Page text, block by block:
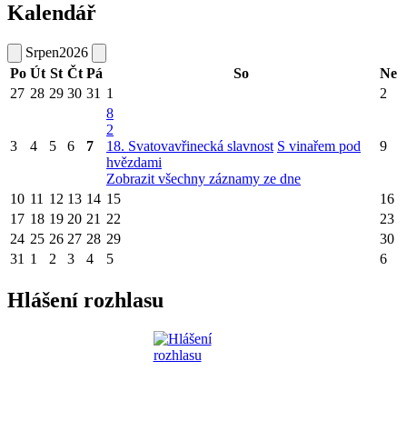
Kalendář
Srpen2026
Po Út St Čt Pá So
Ne
27 28 29 30 31 1 2
3 4 5 6 7
8
2
18. Svatovavřinecká slavnost S vinařem pod
hvězdami
Zobrazit všechny záznamy ze dne
9
10 11 12 13 14 15
16
17 18 19 20 21 22
23
24 25 26 27 28 29
30
31 1 2 3 4 5 6
Hlášení rozhlasu